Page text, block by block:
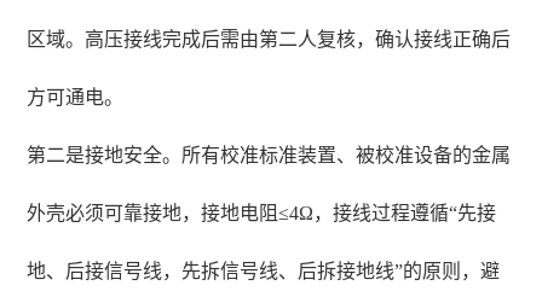
区域。高压接线完成后需由第二人复核，确认接线正确后
方可通电。
第二是接地安全。所有校准标准装置、被校准设备的金属
外壳必须可靠接地，接地电阻≤4Ω，接线过程遵循“先接
地、后接信号线，先拆信号线、后拆接地线”的原则，避